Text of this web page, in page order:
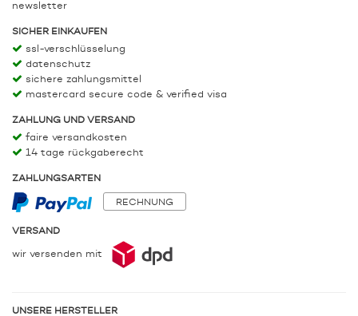
newsletter
SICHER EINKAUFEN
ssl-verschlüsselung
datenschutz
sichere zahlungsmittel
mastercard secure code & verified visa
ZAHLUNG UND VERSAND
faire versandkosten
14 tage rückgaberecht
ZAHLUNGSARTEN
RECHNUNG
VERSAND
wir versenden mit
UNSERE HERSTELLER